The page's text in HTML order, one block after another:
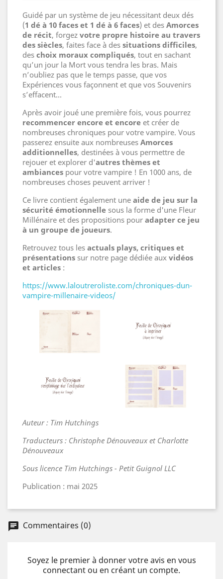
Guidé par un système de jeu nécessitant deux dés
(1 dé à 10 faces et 1 dé à 6 faces) et des Amorces
de récit, forgez votre propre histoire au travers
des siècles, faites face à des situations difficiles,
des choix moraux compliqués, tout en sachant
qu’un jour la Mort vous tendra les bras. Mais
n’oubliez pas que le temps passe, que vos
Expériences vous façonnent et que vos Souvenirs
s’effacent…
Après avoir joué une première fois, vous pourrez
recommencer encore et encore et créer de
nombreuses chroniques pour votre vampire. Vous
passerez ensuite aux nombreuses Amorces
additionnelles, destinées à vous permettre de
rejouer et explorer d'autres thèmes et
ambiances pour votre vampire ! En 1000 ans, de
nombreuses choses peuvent arriver !
Ce livre contient également une aide de jeu sur la
sécurité émotionnelle sous la forme d'une Fleur
Millénaire et des propositions pour adapter ce jeu
à un groupe de joueurs.
Retrouvez tous les actuals plays, critiques et
présentations sur notre page dédiée aux vidéos
et articles :
https://www.laloutreroliste.com/chroniques-dun-
vampire-millenaire-videos/
Auteur : Tim Hutchings
Traducteurs : Christophe Dénouveaux et Charlotte
Dénouveaux
Sous licence Tim Hutchings - Petit Guignol LLC
Publication : mai 2025
chat Commentaires (0)
Soyez le premier à donner votre avis en vous
connectant ou en créant un compte.